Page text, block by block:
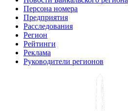
Персона номера
Предприятия
Расследования
Регион
Рейтинги
Реклама
Руководители регионов